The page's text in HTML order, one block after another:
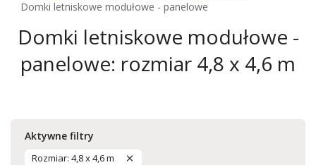
Domki letniskowe modułowe - panelowe
Domki letniskowe modułowe -
panelowe: rozmiar 4,8 x 4,6 m
Aktywne filtry
Rozmiar: 4,8 x 4,6 m